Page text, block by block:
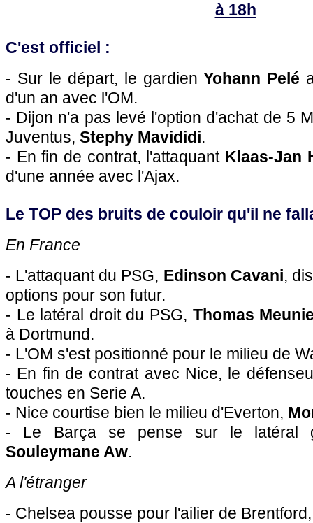
à 18h
C'est officiel :
- Sur le départ, le gardienYohann Pelé
d'un an avec l'OM.
- Dijon n'a pas levé l'option d'achat de 5
Juventus, Stephy Mavididi.
- En fin de contrat, l'attaquant Klaas-Jan
d'une année avec l'Ajax.
Le TOP des bruits de couloir qu'il ne
En France
- L'attaquant du PSG, Edinson Cavani,
options pour son futur.
- Le latéral droit du PSG, Thomas
à Dortmund.
- L'OM s'est positionné pour le milieu de
- En fin de contrat avec Nice, le
touches en Serie A.
- Nice courtise bien le milieu d'Everton,
- Le Barça se pense sur le latéral
Souleymane Aw.
A l'étranger
- Chelsea pousse pour l'ailier de